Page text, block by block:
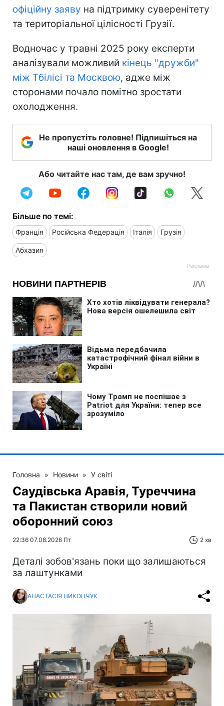
офіційну заяву на підтримку суверенітету
та територіальної цілісності Грузії.
Водночас у травні 2025 року експерти
аналізували можливий кінець "дружби"
між Тбілісі та Москвою, адже між
сторонами почало помітно зростати
охолодження.
Не пропустіть головне! Підпишіться на
наші оновлення в Google!
Або читайте нас там, де вам зручно!
Більше по темі:
Франція Російська Федерація Італія Грузія
Абхазия
Головна » Новини » У світі
Саудівська Аравія, Туреччина
та Пакистан створили новий
оборонний союз
22:36 07.08.2026 Пт 2 хв
Деталі зобов'язань поки що залишаються
за лаштунками
АНАСТАСІЯ НИКОНЧУК